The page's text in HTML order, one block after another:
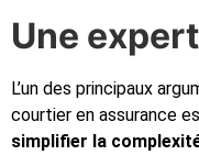
Une
L’un des principaux
courtier en assurance
simplifier la